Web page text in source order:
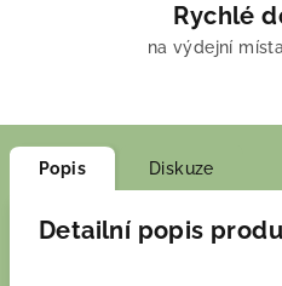
Rychlé
na výdejní
Popis Diskuze
Detailní popis